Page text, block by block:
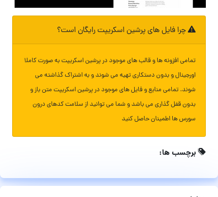
چرا فایل های پرشین اسکریپت رایگان است؟
تمامی افزونه ها و قالب های موجود در پرشین اسکریپت به صورت کاملا
اورجینال و بدون دستکاری تهیه می شوند و به اشتراک گذاشته می
شوند. تمامی منابع و فایل های موجود در پرشین اسکریپت متن باز و
بدون قفل گذاری می باشد و شما می توانید از سلامت کدهای درون
سورس ها اطمینان حاصل کنید
برچسب ها: